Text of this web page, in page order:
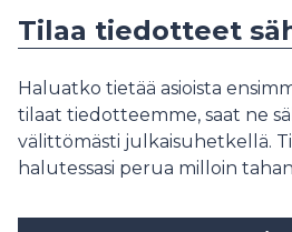
Tilaa tiedotteet
Haluatko tietää asioista
tilaat tiedotteemme, saat ne
välittömästi julkaisuhetkellä.
halutessasi perua milloin